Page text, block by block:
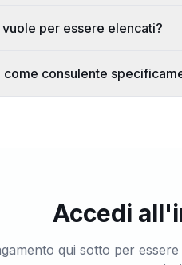
per essere elencati?
consulente
Accedi
qui sotto per